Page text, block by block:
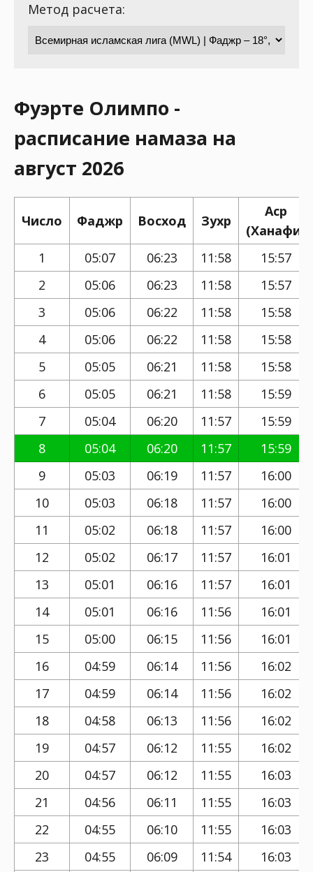
Метод расчета:
Фуэрте Олимпо -
расписание намаза на
август 2026
Число Фаджр Восход Зухр
Аср
(Ханафи)
1
05:07 06:23 11:58
15:57
2
05:06 06:23 11:58
15:57
3
05:06 06:22 11:58
15:58
4
05:06 06:22 11:58
15:58
5
05:05 06:21 11:58
15:58
6
05:05 06:21 11:58
15:59
7
05:04 06:20 11:57
15:59
8
05:04 06:20 11:57
15:59
9
05:03 06:19 11:57
16:00
10
05:03 06:18 11:57
16:00
11
05:02 06:18 11:57
16:00
12
05:02 06:17 11:57
16:01
13
05:01 06:16 11:57
16:01
14
05:01 06:16 11:56
16:01
15
05:00 06:15 11:56
16:01
16
04:59 06:14 11:56
16:02
17
04:59 06:14 11:56
16:02
18
04:58 06:13 11:56
16:02
19
04:57 06:12 11:55
16:02
20
04:57 06:12 11:55
16:03
21
04:56 06:11 11:55
16:03
22
04:55 06:10 11:55
16:03
23
04:55 06:09 11:54 16:03